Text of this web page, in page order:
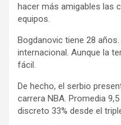
hacer más amigables las
equipos.
Bogdanovic tiene 28
internacional. Aunque la
fácil.
De hecho, el serbio
carrera NBA. Promedia
discreto 33% desde el